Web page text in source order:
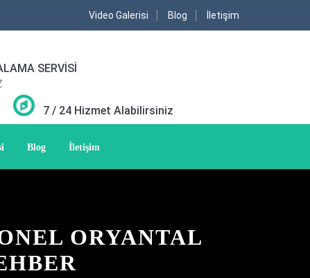
Video Galerisi Blog İletişim
SERVİSİ
7 / 24 Hizmet Alabilirsiniz
Blog İletişim
ORYANTAL